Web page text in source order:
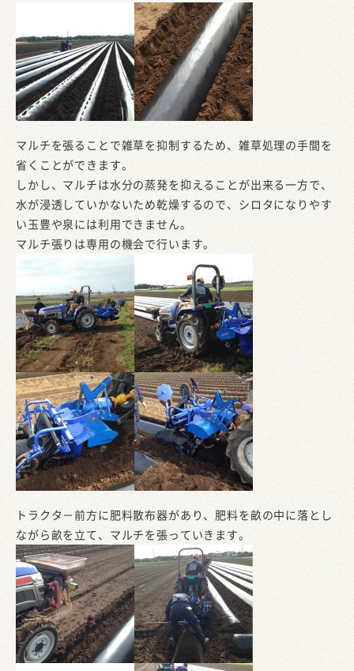
マルチを張ることで雑草を抑制するため、雑草処理の手間を
省くことができます。
しかし、マルチは水分の蒸発を抑えることが出来る一方で、
水が浸透していかないため乾燥するので、シロタになりやす
い玉豊や泉には利用できません。
マルチ張りは専用の機会で行います。
トラクタ－前方に肥料散布器があり、肥料を畝の中に落とし
ながら畝を立て、マルチを張っていきます。